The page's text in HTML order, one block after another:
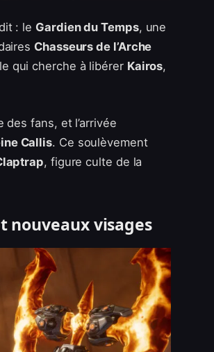
: le Gardien du Temps, une
Chasseurs de l’Arche
qui cherche à libérer Kairos,
fans, et l’arrivée
Callis. Ce soulèvement
, figure culte de la
nouveaux visages